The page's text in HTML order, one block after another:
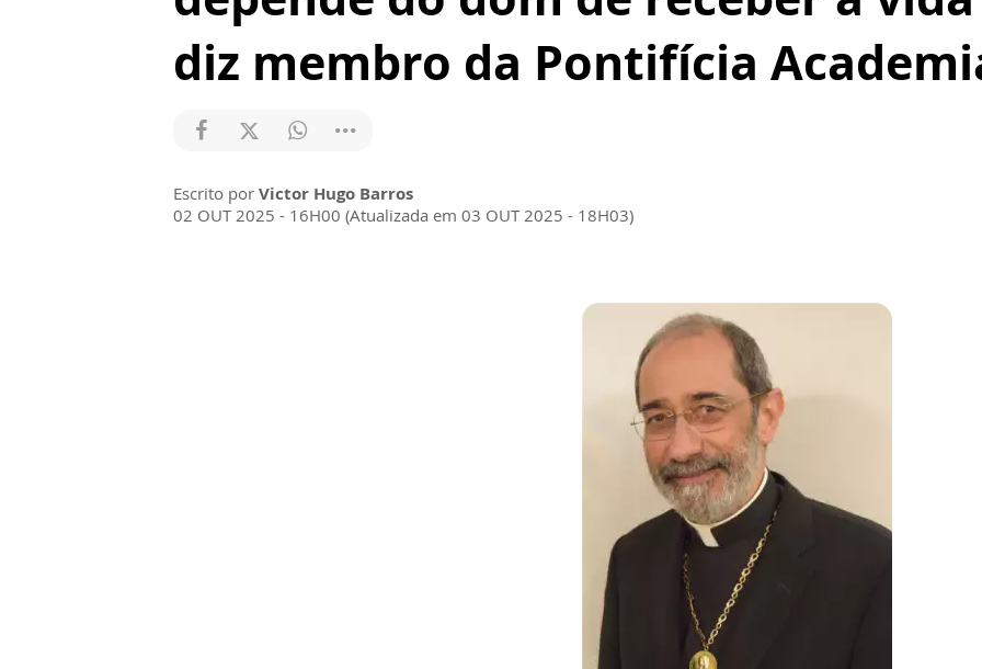
diz membro da Pontifícia
Escrito por Victor Hugo Barros
02 OUT 2025 - 16H00 (Atualizada em 03 OUT 2025 - 18H03)